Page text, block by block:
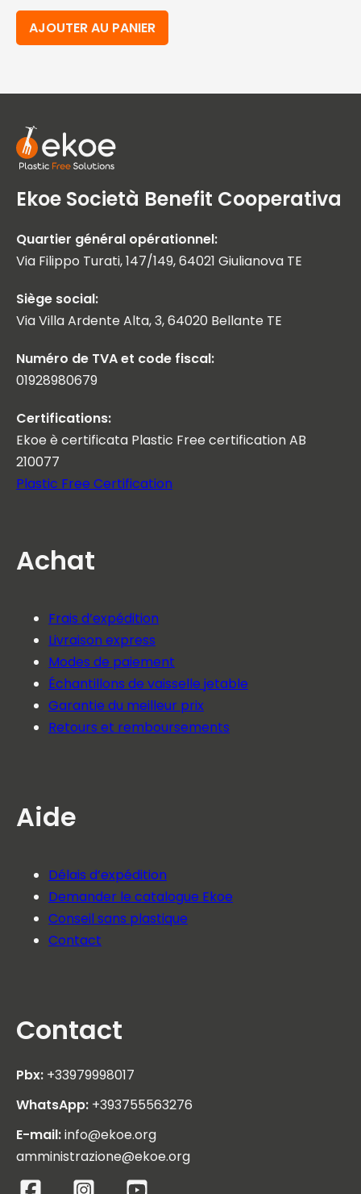
AJOUTER AU PANIER
Ekoe Società Benefit Cooperativa
Quartier général opérationnel:
Via Filippo Turati, 147/149, 64021 Giulianova TE
Siège social:
Via Villa Ardente Alta, 3, 64020 Bellante TE
Numéro de TVA et code fiscal:
01928980679
Certifications:
Ekoe è certificata Plastic Free certification AB
210077
Plastic Free Certification
Achat
Frais d’expédition
Livraison express
Modes de paiement
Échantillons de vaisselle jetable
Garantie du meilleur prix
Retours et remboursements
Aide
Délais d’expédition
Demander le catalogue Ekoe
Conseil sans plastique
Contact
Contact
Pbx: +33979998017
WhatsApp: +393755563276
E-mail:info@ekoe.org
amministrazione@ekoe.org